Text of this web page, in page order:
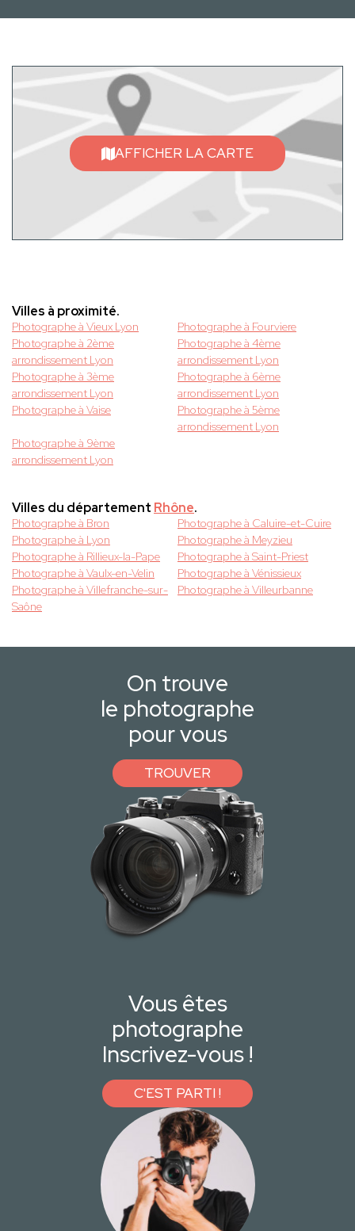
AFFICHER LA CARTE
Villes à proximité.
Photographe à Vieux Lyon
Photographe à Fourviere
Photographe à 2ème
arrondissement Lyon
Photographe à 4ème
arrondissement Lyon
Photographe à 3ème
arrondissement Lyon
Photographe à 6ème
arrondissement Lyon
Photographe à Vaise
Photographe à 5ème
arrondissement Lyon
Photographe à 9ème
arrondissement Lyon
Villes du département Rhône.
Photographe à Bron
Photographe à Caluire-et-Cuire
Photographe à Lyon
Photographe à Meyzieu
Photographe à Rillieux-la-Pape
Photographe à Saint-Priest
Photographe à Vaulx-en-Velin
Photographe à Vénissieux
Photographe à Villefranche-sur-
Saône
Photographe à Villeurbanne
On trouve
le photographe
pour vous
TROUVER
Vous êtes
photographe
Inscrivez-vous !
C'EST PARTI !